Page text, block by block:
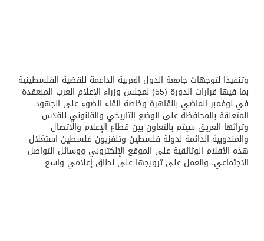
وتنفيذا لتوجهات جامعة الدول العربية الداعمة للقضية الفلسطينية
بما فيها قرارات الدورة (55) لمجلس وزراء الإعلام العرب المنعقدة
في نوفمبر الماضي بالقاهرة وخاصة القاء الضوء على الجهود
المتعلقة بالمحافظة على الوضع التاريخي والقانوني للقدس
وتراثها العريق سيتم بالتعاون بين قطاع الإعلام والاتصال
والمندوبية الدائمة لدولة فلسطين وتلفزيون فلسطين استغلال
هذه الأفلام الوثائقية على الموقع الإلكتروني ووسائل التواصل
الاجتماعي، والعمل على ترويجها على نطاق إعلامي واسع.